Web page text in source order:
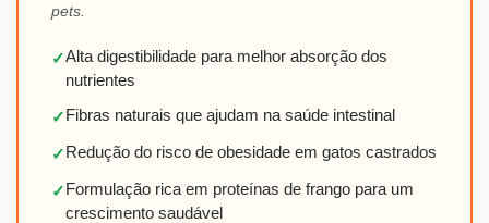
pets.
✓Alta digestibilidade para melhor absorção dos
nutrientes
✓Fibras naturais que ajudam na saúde intestinal
✓Redução do risco de obesidade em gatos castrados
✓Formulação rica em proteínas de frango para um
crescimento saudável